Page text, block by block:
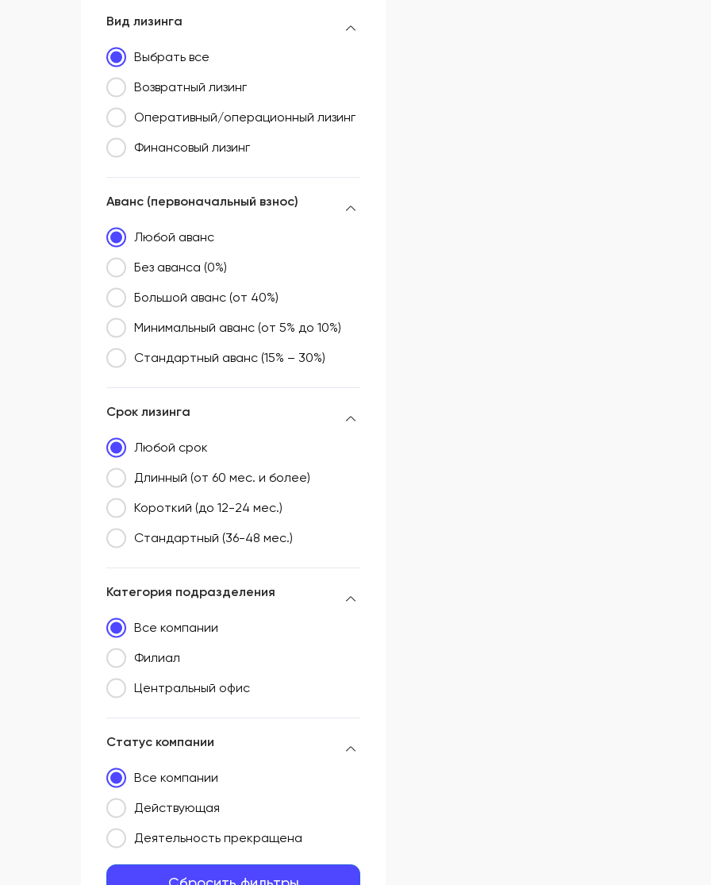
Вид лизинга
Выбрать все
Возвратный лизинг
Оперативный/операционный лизинг
Финансовый лизинг
Аванс (первоначальный взнос)
Любой аванс
Без аванса (0%)
Большой аванс (от 40%)
Минимальный аванс (от 5% до 10%)
Стандартный аванс (15% – 30%)
Срок лизинга
Любой срок
Длинный (от 60 мес. и более)
Короткий (до 12-24 мес.)
Стандартный (36-48 мес.)
Категория подразделения
Все компании
Филиал
Центральный офис
Статус компании
Все компании
Действующая
Деятельность прекращена